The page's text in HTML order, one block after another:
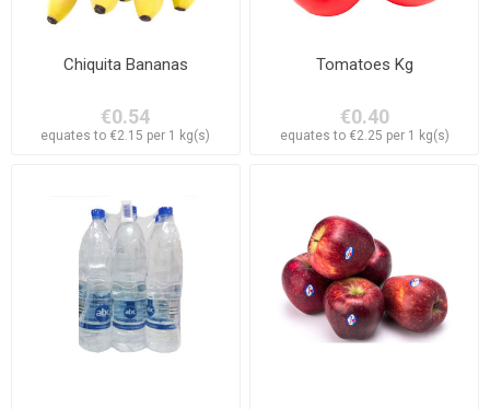
Chiquita Bananas
€0.54
equates to €2.15 per 1 kg(s)
Tomatoes Kg
€0.40
equates to €2.25 per 1 kg(s)